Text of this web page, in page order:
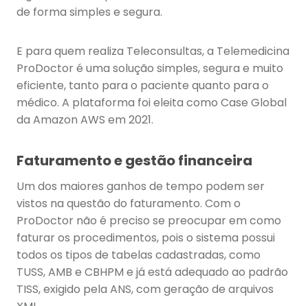
de forma simples e segura.
E para quem realiza Teleconsultas, a Telemedicina
ProDoctor é uma solução simples, segura e muito
eficiente, tanto para o paciente quanto para o
médico. A plataforma foi eleita como Case Global
da Amazon AWS em 2021.
Faturamento e gestão financeira
Um dos maiores ganhos de tempo podem ser
vistos na questão do faturamento. Com o
ProDoctor não é preciso se preocupar em como
faturar os procedimentos, pois o sistema possui
todos os tipos de tabelas cadastradas, como
TUSS, AMB e CBHPM e já está adequado ao padrão
TISS, exigido pela ANS, com geração de arquivos